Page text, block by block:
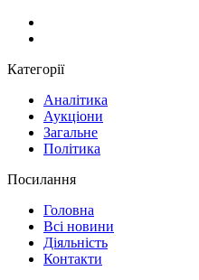
Категорії
Аналітика
Аукціони
Загальне
Політика
Посилання
Головна
Всі новини
Діяльність
Контакти